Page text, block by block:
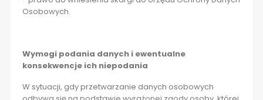
Osobowych.
Wymogi podania danych i ewentualne
konsekwencje ich niepodania
W sytuacji, gdy przetwarzanie danych osobowych